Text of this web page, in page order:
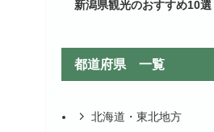
新潟県観光のおすすめ10
都道府県 一覧
北海道・東北地方